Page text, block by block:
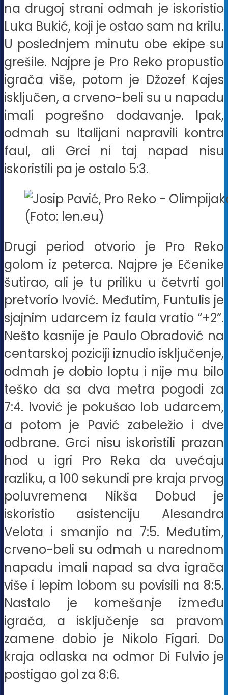
na drugoj strani odmah je iskoristio
Luka Bukić, koji je ostao sam na krilu.
U poslednjem minutu obe ekipe su
grešile. Najpre je Pro Reko propustio
igrača više, potom je Džozef Kajes
isključen, a crveno-beli su u napadu
imali pogrešno dodavanje. Ipak,
odmah su Italijani napravili kontra
faul, ali Grci ni taj napad nisu
iskoristili pa je ostalo 5:3.
(Foto: len.eu)
Drugi period otvorio je Pro Reko
golom iz peterca. Najpre je Ečenike
šutirao, ali je tu priliku u četvrti gol
pretvorio Ivović. Međutim, Funtulis je
sjajnim udarcem iz faula vratio “+2”.
Nešto kasnije je Paulo Obradović na
centarskoj poziciji iznudio isključenje,
odmah je dobio loptu i nije mu bilo
teško da sa dva metra pogodi za
7:4. Ivović je pokušao lob udarcem,
a potom je Pavić zabeležio i dve
odbrane. Grci nisu iskoristili prazan
hod u igri Pro Reka da uvećaju
razliku, a 100 sekundi pre kraja prvog
poluvremena Nikša Dobud je
iskoristio asistenciju Alesandra
Velota i smanjio na 7:5. Međutim,
crveno-beli su odmah u narednom
napadu imali napad sa dva igrača
više i lepim lobom su povisili na 8:5.
Nastalo je komešanje između
igrača, a isključenje sa pravom
zamene dobio je Nikolo Figari. Do
kraja odlaska na odmor Di Fulvio je
postigao gol za 8:6.